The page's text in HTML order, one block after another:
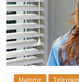
Mamme